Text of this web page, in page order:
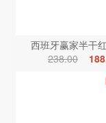
西班牙赢家半干
238.00